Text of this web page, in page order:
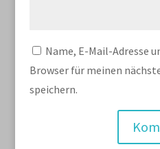
Name, E-Mail-Adresse
Browser für meinen
speichern.